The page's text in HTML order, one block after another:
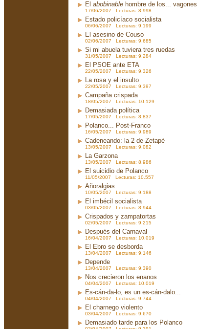
El abobinable hombre de los... vagones
17/06/2007 Lecturas: 8.998
Estado policíaco socialista
06/06/2007 Lecturas: 9.199
El asesino de Couso
02/06/2007 Lecturas: 9.685
Si mi abuela tuviera tres ruedas
31/05/2007 Lecturas: 9.284
El PSOE ante ETA
22/05/2007 Lecturas: 9.326
La rosa y el insulto
22/05/2007 Lecturas: 9.397
Campaña crispada
18/05/2007 Lecturas: 10.129
Demasiada política
17/05/2007 Lecturas: 8.837
Polanco... Post-Franco
16/05/2007 Lecturas: 9.989
Cadeneando: la 2 de Zetapé
13/05/2007 Lecturas: 9.082
La Garzona
13/05/2007 Lecturas: 8.986
El suicidio de Polanco
11/05/2007 Lecturas: 10.557
Añoralgias
10/05/2007 Lecturas: 9.188
El imbécil socialista
03/05/2007 Lecturas: 8.944
Crispados y zampatortas
02/05/2007 Lecturas: 9.215
Después del Carnaval
16/04/2007 Lecturas: 10.019
El Ebro se desborda
13/04/2007 Lecturas: 9.146
Depende
13/04/2007 Lecturas: 9.390
Nos crecieron los enanos
04/04/2007 Lecturas: 10.019
Es-cán-da-lo, es un es-cán-dalo...
04/04/2007 Lecturas: 9.744
El charnego violento
03/04/2007 Lecturas: 9.670
Demasiado tarde para los Polanco